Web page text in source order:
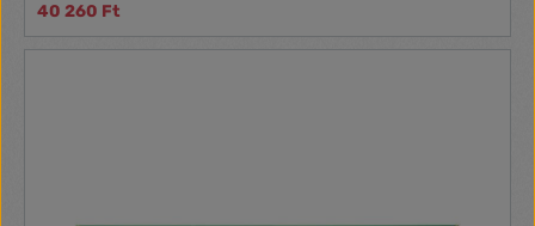
40 260 Ft